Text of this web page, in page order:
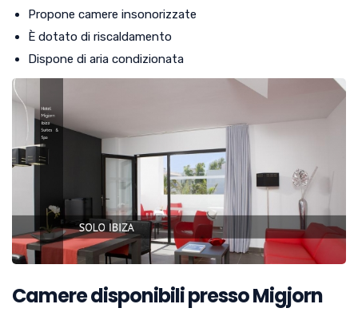
Propone camere insonorizzate
È dotato di riscaldamento
Dispone di aria condizionata
Camere disponibili presso Migjorn